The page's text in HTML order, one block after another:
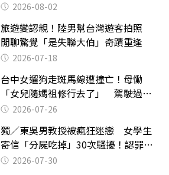
2026-08-02
旅遊變認親！陸男幫台灣遊客拍照
閒聊驚覺「是失聯大伯」奇蹟重逢
2026-07-18
台中女遛狗走斑馬線遭撞亡！母慟
「女兒隨媽祖修行去了」 駕駛過失
致死判9月
2026-07-26
獨／東吳男教授被瘋狂迷戀 女學生
寄信「分屍吃掉」30次騷擾！認罪免
關 2026-07-30